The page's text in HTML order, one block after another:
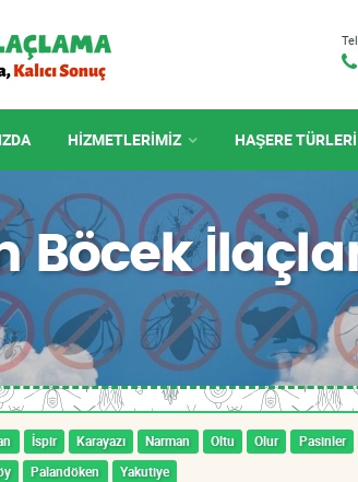
HIZMETLERIMIZ HAŞERE TÜRLERİ
Böcek
İspir Karayazı Narman Oltu Olur Pasinler
Palandöken Yakutiye